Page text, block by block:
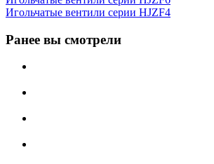
Игольчатые вентили серии HJZF4
Ранее вы смотрели